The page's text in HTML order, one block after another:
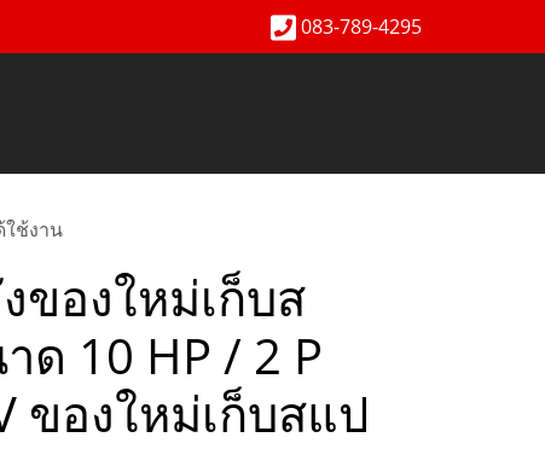
083-789-4295
ใช้งาน
ของใหม่เก็บส
10 HP / 2 P
ของใหม่เก็บสแป